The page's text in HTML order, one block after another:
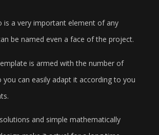
is a very important element of any
be named even a face of the project.
is armed with the number of
you can easily adapt it according to you
and simple mathematically